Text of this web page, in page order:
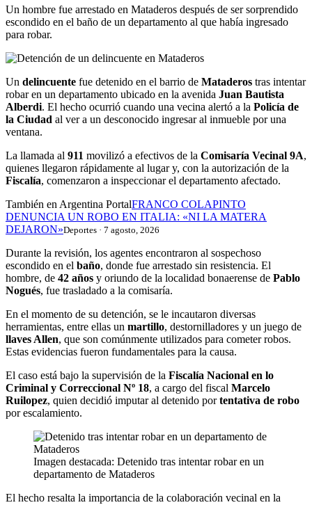
Un hombre fue arrestado en Mataderos después de ser sorprendido
escondido en el baño de un departamento al que había ingresado
para robar.
Un delincuente fue detenido en el barrio de Mataderos tras intentar
robar en un departamento ubicado en la avenida Juan Bautista
Alberdi. El hecho ocurrió cuando una vecina alertó a la Policía de
la Ciudad al ver a un desconocido ingresar al inmueble por una
ventana.
La llamada al 911 movilizó a efectivos de la Comisaría Vecinal 9A,
quienes llegaron rápidamente al lugar y, con la autorización de la
Fiscalía, comenzaron a inspeccionar el departamento afectado.
También en Argentina PortalFRANCO COLAPINTO
DENUNCIA UN ROBO EN ITALIA: «NI LA MATERA
DEJARON»Deportes · 7 agosto, 2026
Durante la revisión, los agentes encontraron al sospechoso
escondido en el baño, donde fue arrestado sin resistencia. El
hombre, de 42 años y oriundo de la localidad bonaerense de Pablo
Nogués, fue trasladado a la comisaría.
En el momento de su detención, se le incautaron diversas
herramientas, entre ellas un martillo, destornilladores y un juego de
llaves Allen, que son comúnmente utilizados para cometer robos.
Estas evidencias fueron fundamentales para la causa.
El caso está bajo la supervisión de la Fiscalía Nacional en lo
Criminal y Correccional Nº 18, a cargo del fiscal Marcelo
Ruilopez, quien decidió imputar al detenido portentativa de robo
por escalamiento.
Imagen destacada: Detenido tras intentar robar en un
departamento de Mataderos
El hecho resalta la importancia de la colaboración vecinal en la